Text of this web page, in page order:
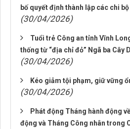
bố quyết định thành lập các chi
(30/04/2026)
Tuổi trẻ Công an tỉnh Vĩnh
thống từ “địa chỉ đỏ” Ngã ba Cây
(30/04/2026)
Kéo giảm tội phạm, giữ vững
(30/04/2026)
Phát động Tháng hành động
động và Tháng Công nhân trong